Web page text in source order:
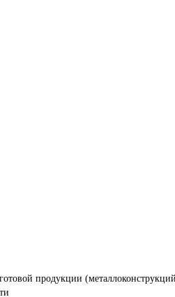
продукции